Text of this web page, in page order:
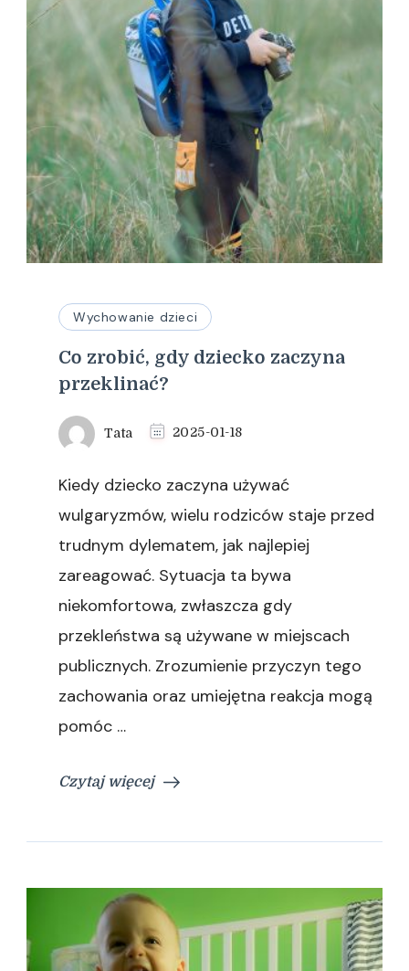
Wychowanie dzieci
Co zrobić, gdy dziecko zaczyna
przeklinać?
Tata 2025-01-18
Kiedy dziecko zaczyna używać
wulgaryzmów, wielu rodziców staje przed
trudnym dylematem, jak najlepiej
zareagować. Sytuacja ta bywa
niekomfortowa, zwłaszcza gdy
przekleństwa są używane w miejscach
publicznych. Zrozumienie przyczyn tego
zachowania oraz umiejętna reakcja mogą
pomóc …
Czytaj więcej